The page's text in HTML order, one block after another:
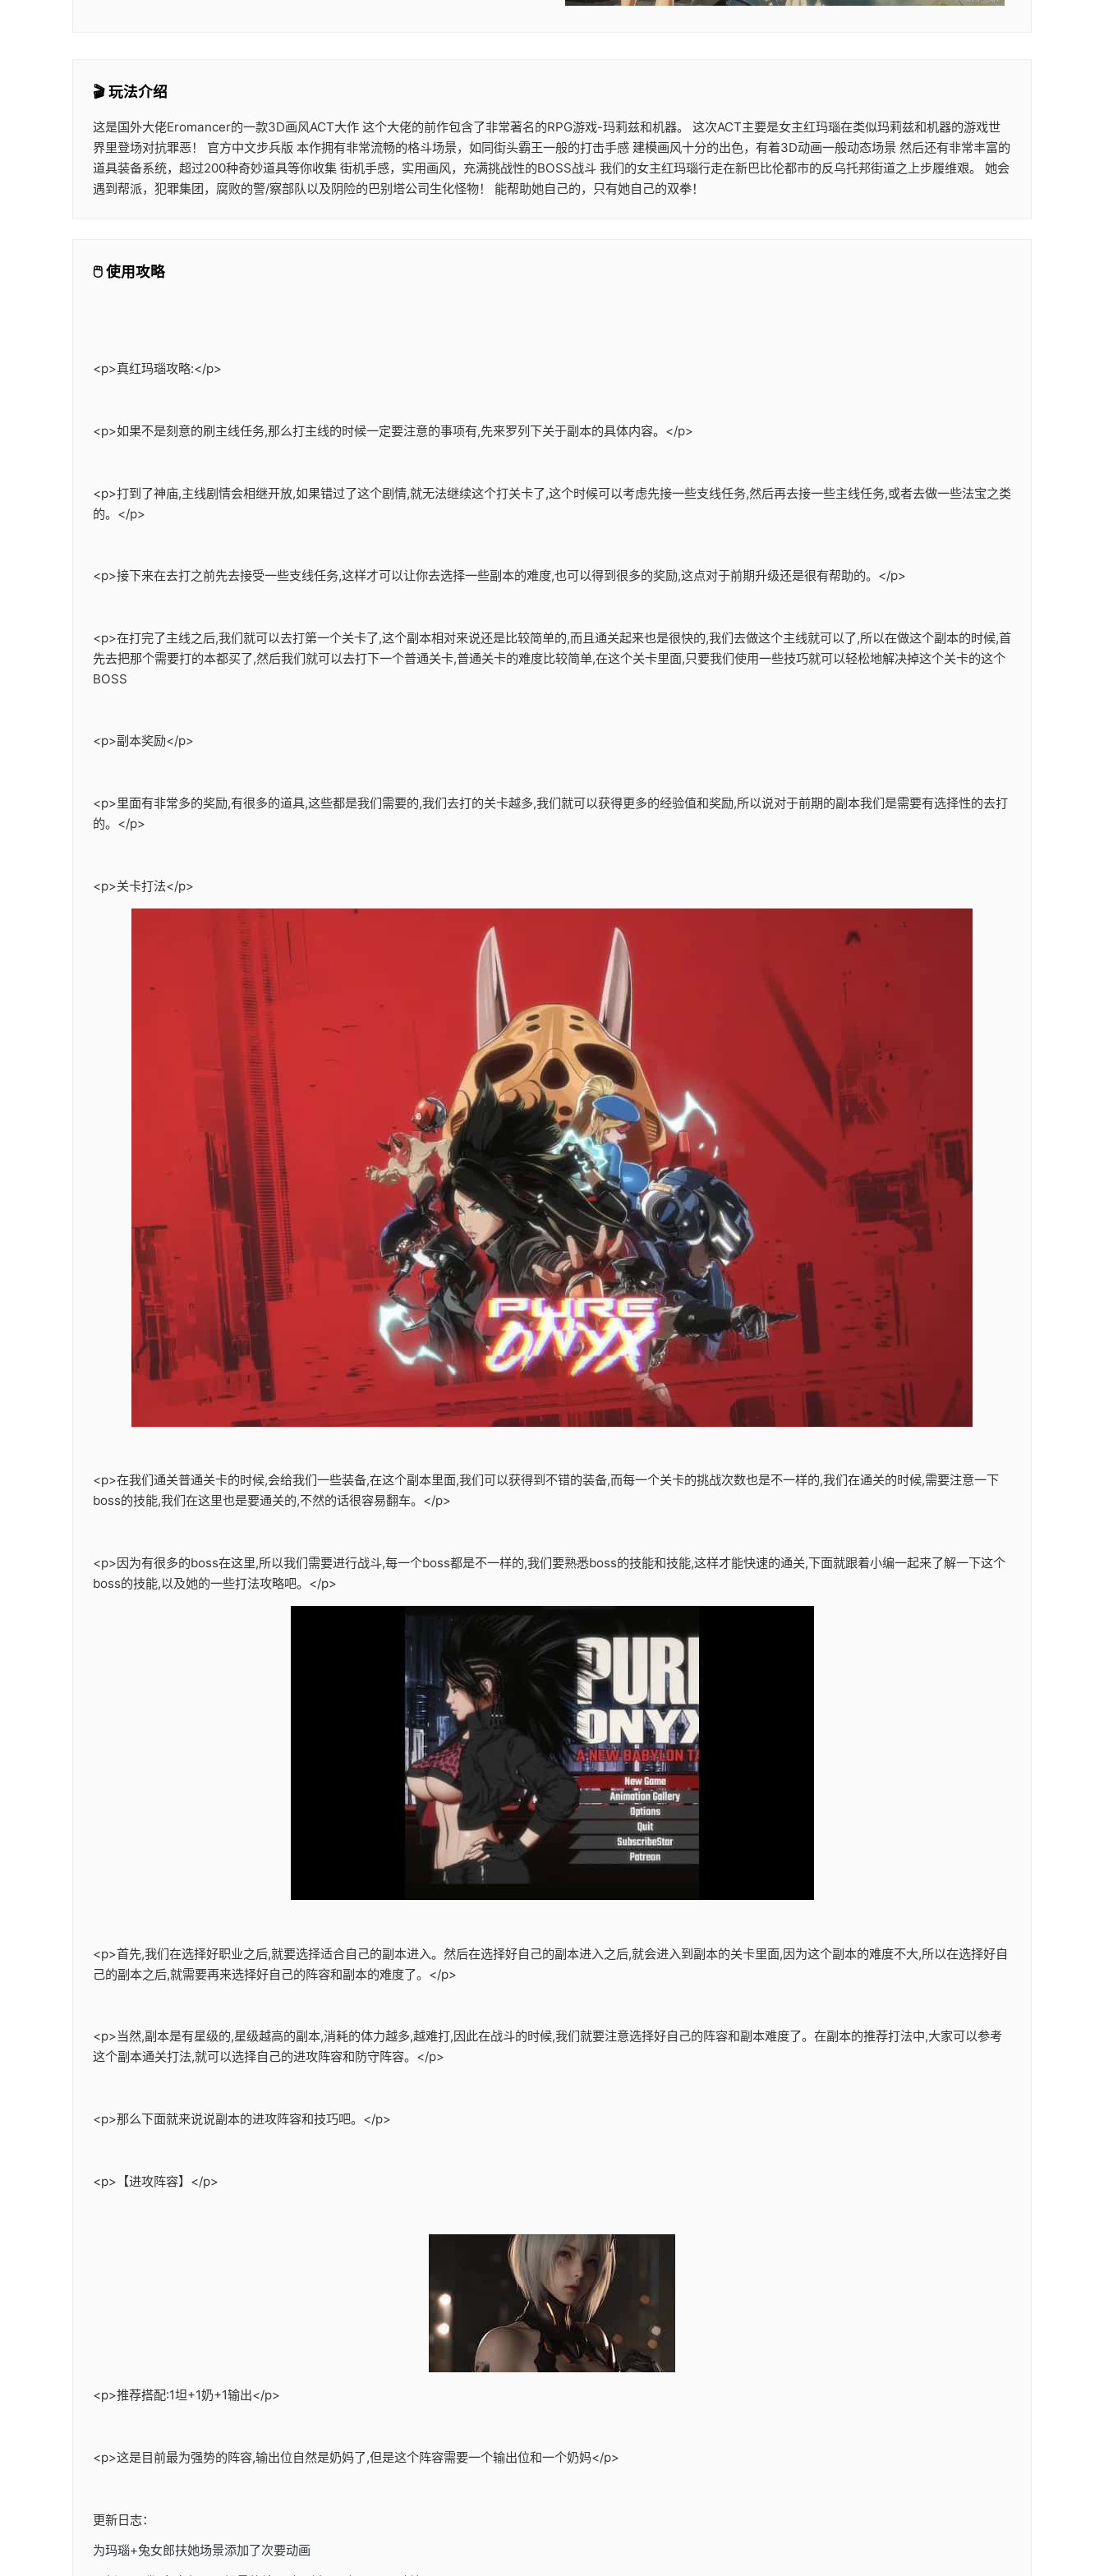
🎬 玩法介绍
这是国外大佬Eromancer的一款3D画风ACT大作 这个大佬的前作包含了非常著名的RPG游戏-玛莉兹和机器。 这次ACT主要是女主红玛瑙在类似玛莉兹和机器的游戏世
界里登场对抗罪恶！ 官方中文步兵版 本作拥有非常流畅的格斗场景，如同街头霸王一般的打击手感 建模画风十分的出色，有着3D动画一般动态场景 然后还有非常丰富的
道具装备系统，超过200种奇妙道具等你收集 街机手感，实用画风，充满挑战性的BOSS战斗 我们的女主红玛瑙行走在新巴比伦都市的反乌托邦街道之上步履维艰。 她会
遇到帮派，犯罪集团，腐败的警/察部队以及阴险的巴别塔公司生化怪物！ 能帮助她自己的，只有她自己的双拳！
🖱️ 使用攻略
<p>真红玛瑙攻略:</p>
<p>如果不是刻意的刷主线任务,那么打主线的时候一定要注意的事项有,先来罗列下关于副本的具体内容。</p>
<p>打到了神庙,主线剧情会相继开放,如果错过了这个剧情,就无法继续这个打关卡了,这个时候可以考虑先接一些支线任务,然后再去接一些主线任务,或者去做一些法宝之类
的。</p>
<p>接下来在去打之前先去接受一些支线任务,这样才可以让你去选择一些副本的难度,也可以得到很多的奖励,这点对于前期升级还是很有帮助的。</p>
<p>在打完了主线之后,我们就可以去打第一个关卡了,这个副本相对来说还是比较简单的,而且通关起来也是很快的,我们去做这个主线就可以了,所以在做这个副本的时候,首
先去把那个需要打的本都买了,然后我们就可以去打下一个普通关卡,普通关卡的难度比较简单,在这个关卡里面,只要我们使用一些技巧就可以轻松地解决掉这个关卡的这个
BOSS
<p>副本奖励</p>
<p>里面有非常多的奖励,有很多的道具,这些都是我们需要的,我们去打的关卡越多,我们就可以获得更多的经验值和奖励,所以说对于前期的副本我们是需要有选择性的去打
的。</p>
<p>关卡打法</p>
<p>在我们通关普通关卡的时候,会给我们一些装备,在这个副本里面,我们可以获得到不错的装备,而每一个关卡的挑战次数也是不一样的,我们在通关的时候,需要注意一下
boss的技能,我们在这里也是要通关的,不然的话很容易翻车。</p>
<p>因为有很多的boss在这里,所以我们需要进行战斗,每一个boss都是不一样的,我们要熟悉boss的技能和技能,这样才能快速的通关,下面就跟着小编一起来了解一下这个
boss的技能,以及她的一些打法攻略吧。</p>
<p>首先,我们在选择好职业之后,就要选择适合自己的副本进入。然后在选择好自己的副本进入之后,就会进入到副本的关卡里面,因为这个副本的难度不大,所以在选择好自
己的副本之后,就需要再来选择好自己的阵容和副本的难度了。</p>
<p>当然,副本是有星级的,星级越高的副本,消耗的体力越多,越难打,因此在战斗的时候,我们就要注意选择好自己的阵容和副本难度了。在副本的推荐打法中,大家可以参考
这个副本通关打法,就可以选择自己的进攻阵容和防守阵容。</p>
<p>那么下面就来说说副本的进攻阵容和技巧吧。</p>
<p>【进攻阵容】</p>
<p>推荐搭配:1坦+1奶+1输出</p>
<p>这是目前最为强势的阵容,输出位自然是奶妈了,但是这个阵容需要一个输出位和一个奶妈</p>
更新日志：
为玛瑙+兔女郎扶她场景添加了次要动画